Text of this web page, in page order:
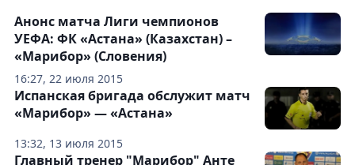
16:27, 22 июля 2015
Анонс матча Лиги чемпионов
УЕФА: ФК «Астана» (Казахстан) –
«Марибор» (Словения)
13:32, 13 июля 2015
Испанская бригада обслужит матч
«Марибор» — «Астана»
Главный тренер "Марибор" Анте